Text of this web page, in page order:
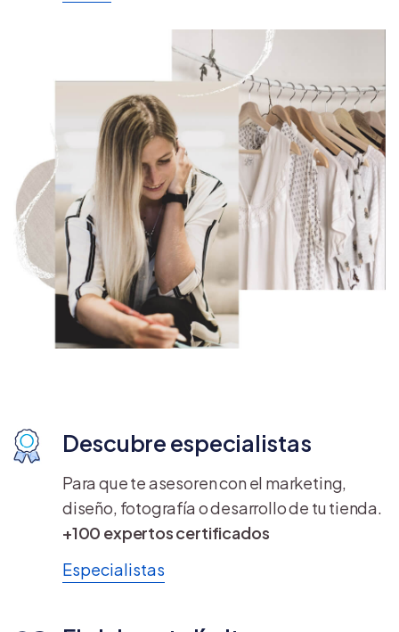
Descubre especialistas
Para que te asesoren con el marketing,
diseño, fotografía o desarrollo de tu tienda.
+100 expertos certificados
Especialistas